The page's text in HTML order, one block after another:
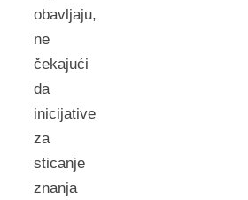
obavljaju,
ne
čekajući
da
inicijative
za
sticanje
znanja